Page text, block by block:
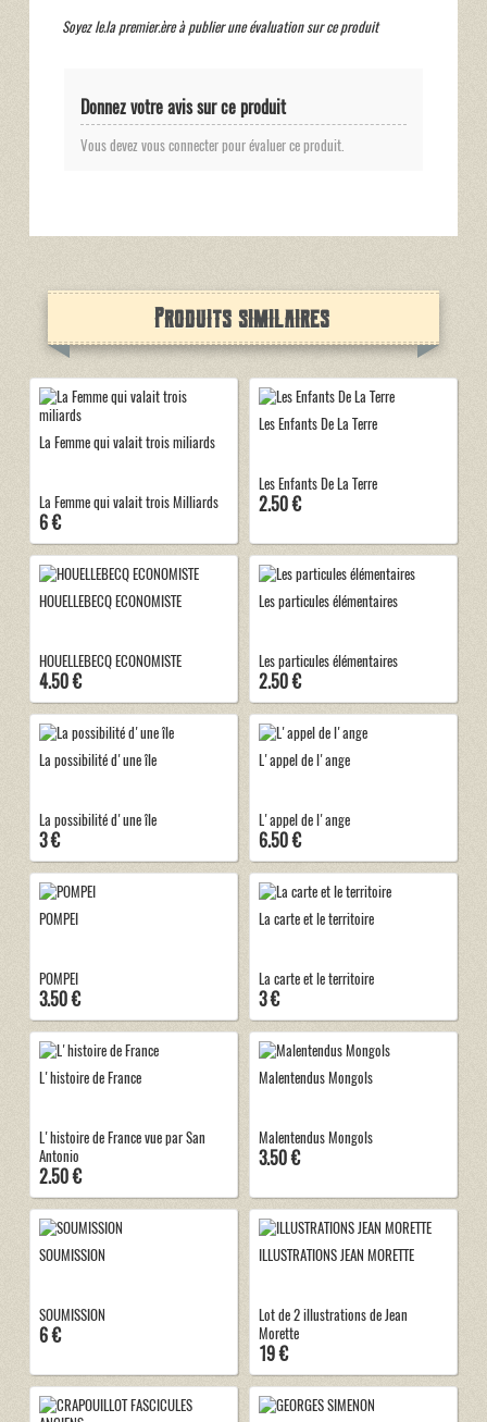
Soyez le.la premier.ère à publier une évaluation sur ce produit
Donnez votre avis sur ce produit
Vous devez vous connecter pour évaluer ce produit.
Produits similaires
La Femme qui valait trois miliards
La Femme qui valait trois Milliards
6 €
Les Enfants De La Terre
Les Enfants De La Terre
2.50 €
HOUELLEBECQ ECONOMISTE
HOUELLEBECQ ECONOMISTE
4.50 €
Les particules élémentaires
Les particules élémentaires
2.50 €
La possibilité d'une île
La possibilité d'une île
3 €
L'appel de l'ange
L'appel de l'ange
6.50 €
POMPEI
POMPEI
3.50 €
La carte et le territoire
La carte et le territoire
3 €
L'histoire de France
L'histoire de France vue par San
Antonio
2.50 €
Malentendus Mongols
Malentendus Mongols
3.50 €
SOUMISSION
SOUMISSION
6 €
ILLUSTRATIONS JEAN MORETTE
Lot de 2 illustrations de Jean
Morette
19 €